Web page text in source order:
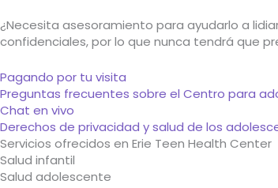
¿Necesita asesoramiento para ayudarlo a
confidenciales, por lo que nunca tendrá que
Pagando por tu visita
Preguntas frecuentes sobre el Centro para
Chat en vivo
Derechos de privacidad y salud de los
Servicios ofrecidos en Erie Teen Health Center
Salud infantil
Salud adolescente